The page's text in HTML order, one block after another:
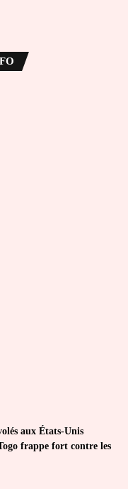
aux États-Unis
frappe fort contre les